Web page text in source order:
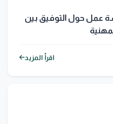
عمل حول التوفيق بين
اقرأ المزيد